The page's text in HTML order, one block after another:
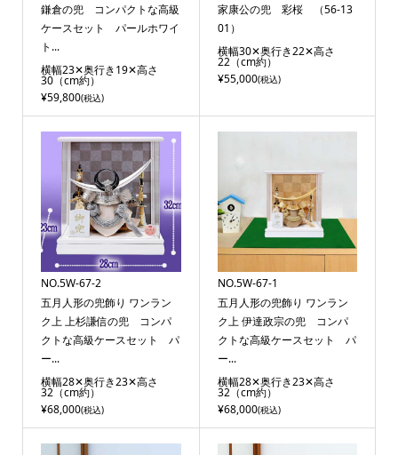
鎌倉の兜 コンパクトな高級
ケースセット パールホワイ
ト...
横幅23✕奥行き19✕高さ
30（cm約）
¥59,800(税込)
家康公の兜 彩桜 （56-13
01）
横幅30✕奥行き22✕高さ
22（cm約）
¥55,000(税込)
NO.5W-67-2
五月人形の兜飾り ワンラン
ク上 上杉謙信の兜 コンパ
クトな高級ケースセット パ
ー...
横幅28✕奥行き23✕高さ
32（cm約）
¥68,000(税込)
NO.5W-67-1
五月人形の兜飾り ワンラン
ク上 伊達政宗の兜 コンパ
クトな高級ケースセット パ
ー...
横幅28✕奥行き23✕高さ
32（cm約）
¥68,000(税込)